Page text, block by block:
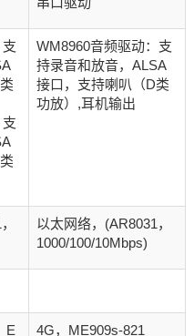
WM8960音频驱动：支
持录音和放音，ALSA
接口，支持喇叭（D类
功放）,耳机输出
以太网络，(AR8031，
1000/100/10Mbps)
E 4G，ME909s-821